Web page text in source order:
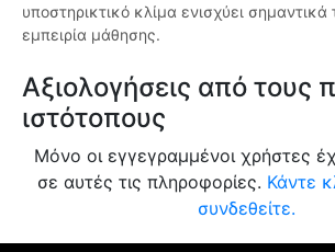
υποστηρικτικό κλίμα ενισχύει σημαντικά
εμπειρία μάθησης.
Αξιολογήσεις από τους
ιστότοπους
Μόνο οι εγγεγραμμένοι χρήστες
σε αυτές τις πληροφορίες. Κάντε
συνδεθείτε.